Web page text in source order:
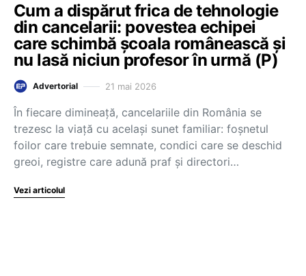
Cum a dispărut frica de tehnologie
din cancelarii: povestea echipei
care schimbă școala românească și
nu lasă niciun profesor în urmă (P)
Advertorial 21 mai 2026
În fiecare dimineață, cancelariile din România se
trezesc la viață cu același sunet familiar: foșnetul
foilor care trebuie semnate, condici care se deschid
greoi, registre care adună praf și directori…
Vezi articolul